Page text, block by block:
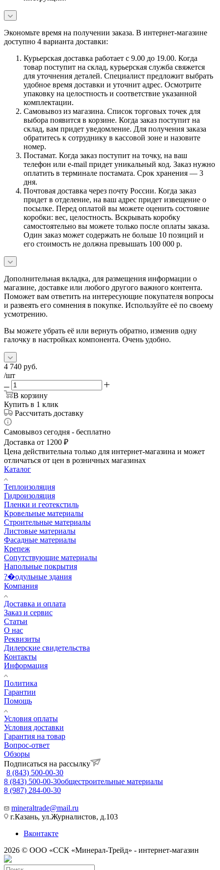
Экономьте время на получении заказа. В интернет-магазине
доступно 4 варианта доставки:
Курьерская доставка работает с 9.00 до 19.00. Когда
товар поступит на склад, курьерская служба свяжется
для уточнения деталей. Специалист предложит выбрать
удобное время доставки и уточнит адрес. Осмотрите
упаковку на целостность и соответствие указанной
комплектации.
Самовывоз из магазина. Список торговых точек для
выбора появится в корзине. Когда заказ поступит на
склад, вам придет уведомление. Для получения заказа
обратитесь к сотруднику в кассовой зоне и назовите
номер.
Постамат. Когда заказ поступит на точку, на ваш
телефон или e-mail придет уникальный код. Заказ нужно
оплатить в терминале постамата. Срок хранения — 3
дня.
Почтовая доставка через почту России. Когда заказ
придет в отделение, на ваш адрес придет извещение о
посылке. Перед оплатой вы можете оценить состояние
коробки: вес, целостность. Вскрывать коробку
самостоятельно вы можете только после оплаты заказа.
Один заказ может содержать не больше 10 позиций и
его стоимость не должна превышать 100 000 р.
Дополнительная вкладка, для размещения информации о
магазине, доставке или любого другого важного контента.
Поможет вам ответить на интересующие покупателя вопросы
и развеять его сомнения в покупке. Используйте её по своему
усмотрению.
Вы можете убрать её или вернуть обратно, изменив одну
галочку в настройках компонента. Очень удобно.
4 740 руб.
/шт
В корзину
Купить в 1 клик
Рассчитать доставку
Самовывоз сегодня - бесплатно
Доставка от 1200 ₽
Цена действительна только для интернет-магазина и может
отличаться от цен в розничных магазинах
Каталог
Теплоизоляция
Гидроизоляция
Пленки и геотекстиль
Кровельные материалы
Строительные материалы
Листовые материалы
Фасадные материалы
Крепеж
Сопутствующие материалы
Напольные покрытия
?�одульные здания
Компания
Доставка и оплата
Заказ и сервис
Статьи
О нас
Реквизиты
Дилерские свидетельства
Контакты
Информация
Политика
Гарантии
Помощь
Условия оплаты
Условия доставки
Гарантия на товар
Вопрос-ответ
Обзоры
Подписаться на рассылку
8 (843) 500-00-30
8 (843) 500-00-30общестроительные материалы
8 (987) 284-00-30
mineraltrade@mail.ru
г.Казань, ул.Журналистов, д.103
Вконтакте
2026 © ООО «ССК «Минерал-Трейд» - интернет-магазин